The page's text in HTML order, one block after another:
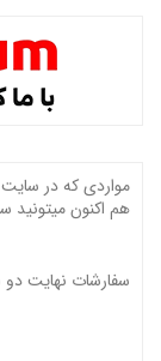
مواردی که در
هم اکنون میتونید
سفارشات نهایت دو